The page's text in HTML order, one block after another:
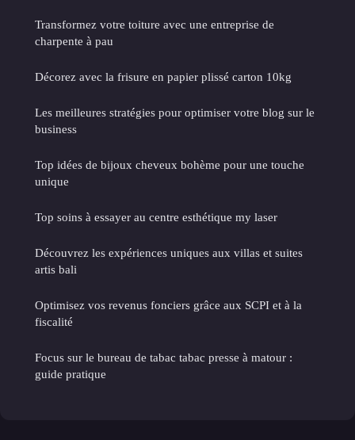
Transformez votre toiture avec une entreprise de
charpente à pau
Décorez avec la frisure en papier plissé carton 10kg
Les meilleures stratégies pour optimiser votre blog sur le
business
Top idées de bijoux cheveux bohème pour une touche
unique
Top soins à essayer au centre esthétique my laser
Découvrez les expériences uniques aux villas et suites
artis bali
Optimisez vos revenus fonciers grâce aux SCPI et à la
fiscalité
Focus sur le bureau de tabac tabac presse à matour :
guide pratique